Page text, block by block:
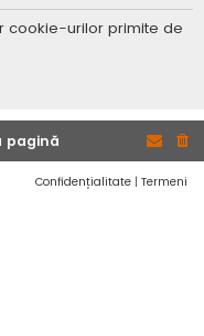
t
cookie-urilor primite de
pagină
Confidențialitate | Termeni